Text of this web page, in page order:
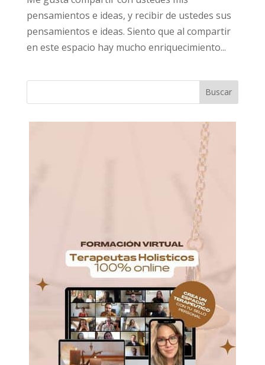
pensamientos e ideas, y recibir de ustedes sus
pensamientos e ideas. Siento que al compartir
en este espacio hay mucho enriquecimiento...